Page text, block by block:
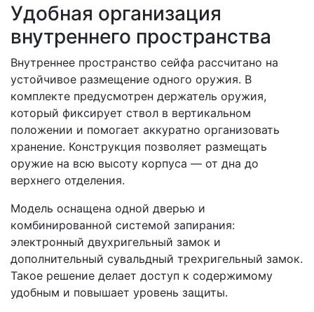
Удобная организация
внутреннего пространства
Внутреннее пространство сейфа рассчитано на
устойчивое размещение одного оружия. В
комплекте предусмотрен держатель оружия,
который фиксирует ствол в вертикальном
положении и помогает аккуратно организовать
хранение. Конструкция позволяет размещать
оружие на всю высоту корпуса — от дна до
верхнего отделения.
Модель оснащена одной дверью и
комбинированной системой запирания:
электронный двухригельный замок и
дополнительный сувальдный трехригельный замок.
Такое решение делает доступ к содержимому
удобным и повышает уровень защиты.